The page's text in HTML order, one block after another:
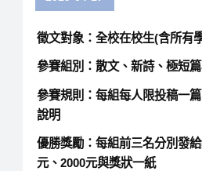
徵文對象：全校在校生(含所有
參賽組別：散文、新詩、極短
參賽規則：每組每人限投稿一
說明
優勝獎勵：每組前三名分別發
元、2000元與獎狀一紙